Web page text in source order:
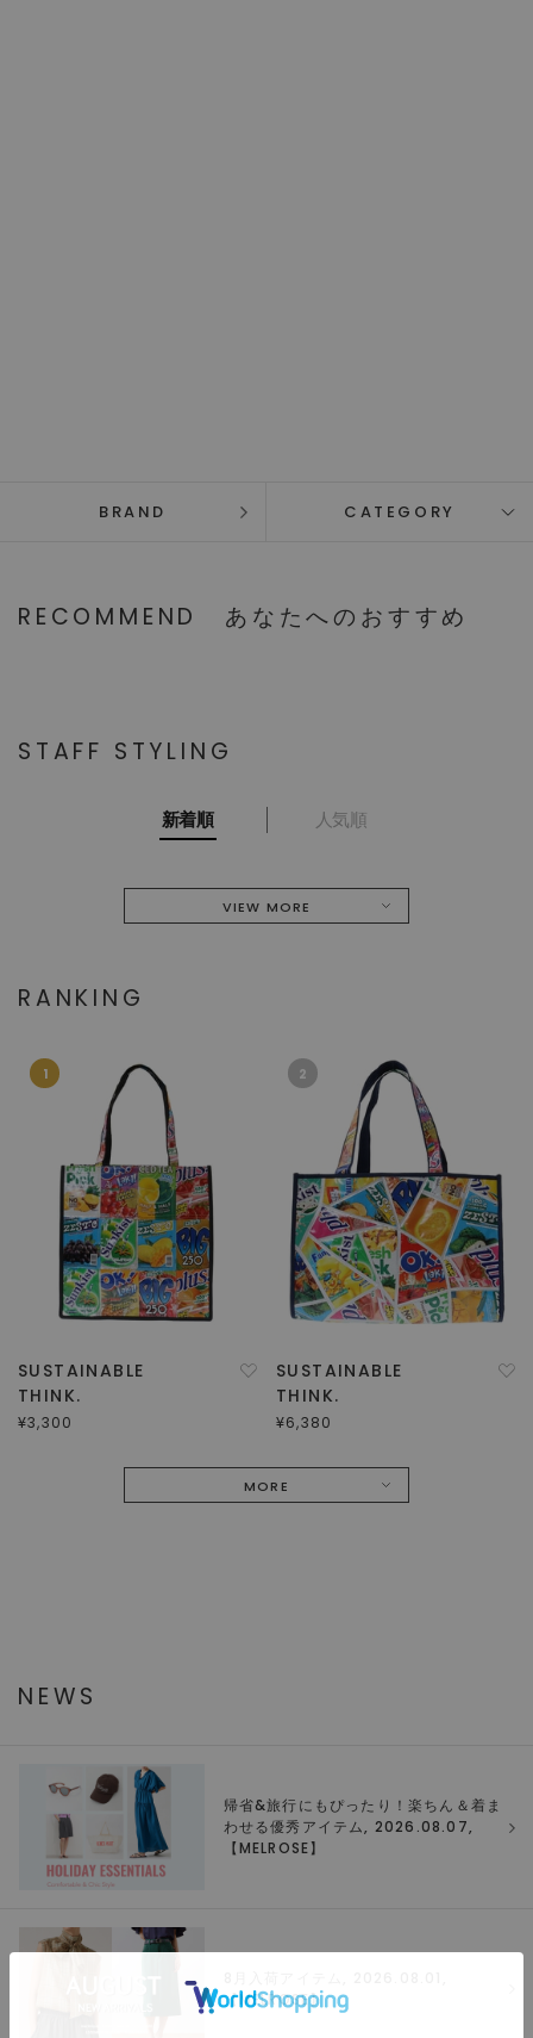
BRAND CATEGORY
RECOMMEND あなたへのおすすめ
STAFF STYLING
新着順 人気順
VIEW MORE
RANKING
1
SUSTAINABLE
THINK.
¥3,300
2
SUSTAINABLE
THINK.
¥6,380
MORE
NEWS
帰省&旅行にもぴったり！楽ちん＆着ま
わせる優秀アイテム, 2026.08.07,
【MELROSE】
【MELROSE】